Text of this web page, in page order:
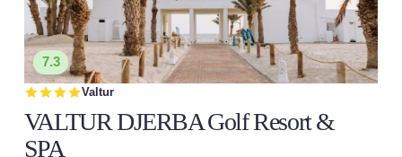
7.3
Valtur
VALTUR DJERBA Golf Resort &
SPA